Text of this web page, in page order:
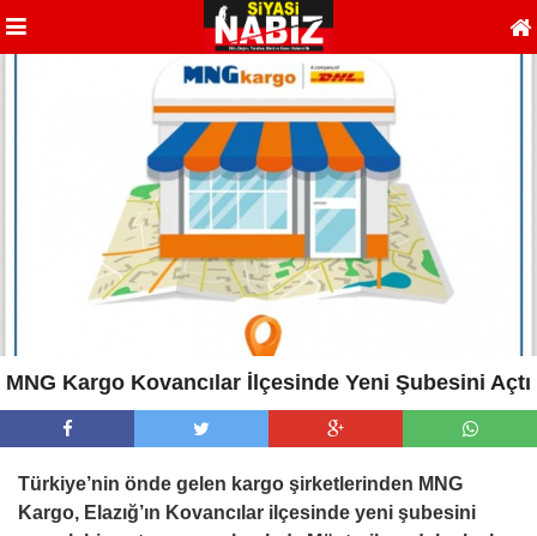
MNG Kargo Kovancılar İlçesinde Yeni Şubesini Açtı
Türkiye’nin önde gelen kargo şirketlerinden MNG
Kargo, Elazığ’ın Kovancılar ilçesinde yeni şubesini